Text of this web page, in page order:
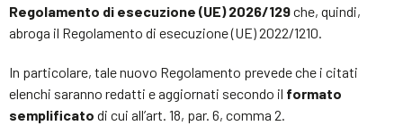
Regolamento di esecuzione (UE) 2026/129che, quindi,
abroga il Regolamento di esecuzione (UE) 2022/1210.
In particolare, tale nuovo Regolamento prevede che i citati
elenchi saranno redatti e aggiornati secondo il formato
semplificato di cui all’art. 18, par. 6, comma 2.